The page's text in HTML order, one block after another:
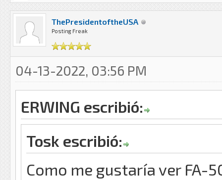
ThePresidentoftheUSA
Posting Freak
04-13-2022, 03:56 PM
ERWING escribió:
Tosk escribió:
Como me gustaría ver FA-